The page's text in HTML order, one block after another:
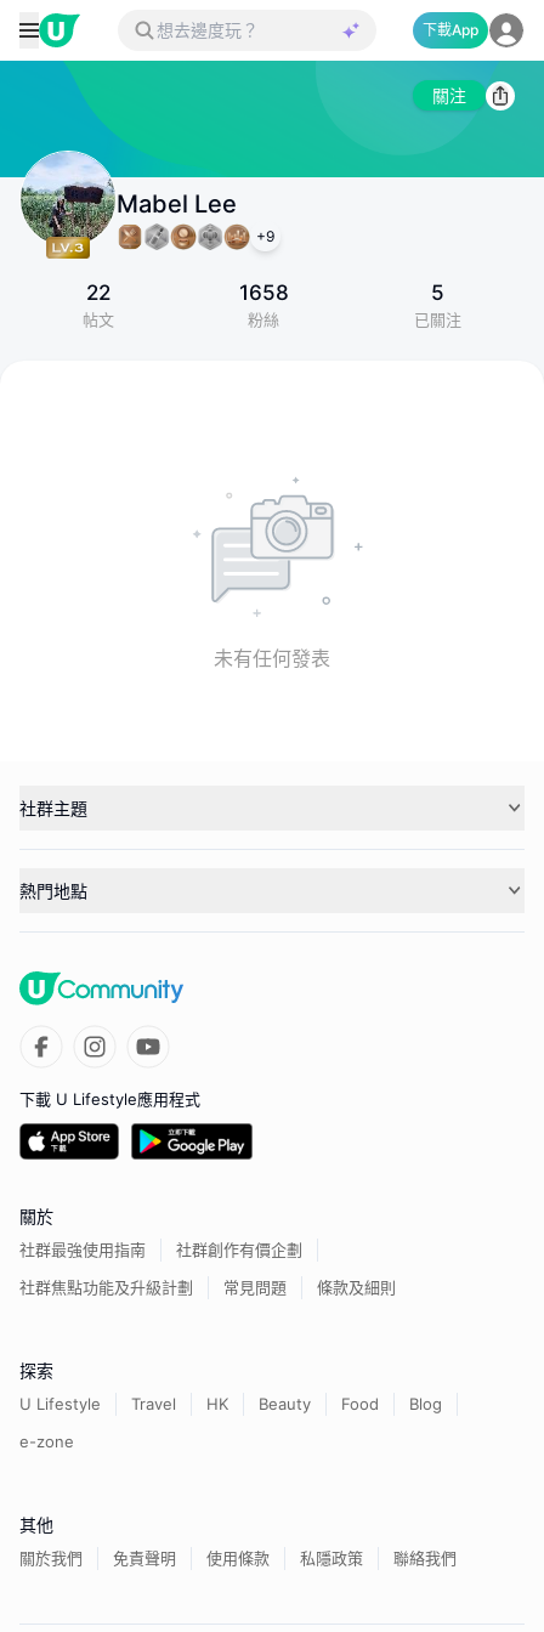
下載App
關注
Mabel Lee
+9
22
帖文
1658
粉絲
5
已關注
未有任何發表
社群主題
熱門地點
下載 U Lifestyle應用程式
關於
社群最強使用指南
社群創作有價企劃
社群焦點功能及升級計劃
常見問題 條款及細則
探索
U Lifestyle Travel HK Beauty Food
Blog
e-zone
其他
關於我們 免責聲明 使用條款 私隱政策 聯絡我們